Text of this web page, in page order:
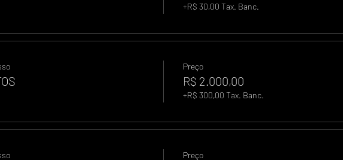
+R$ 30,00 Tax. Banc.
Preço
R$ 2.000,00
+R$ 300,00 Tax. Banc.
Preço